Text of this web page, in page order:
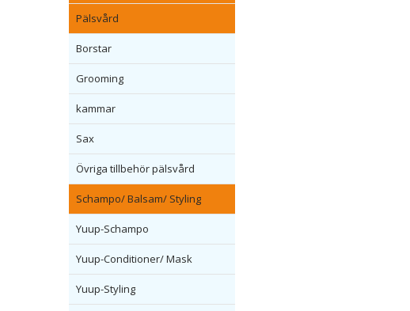
Pälsvård
Borstar
Grooming
kammar
Sax
Övriga tillbehör pälsvård
Schampo/ Balsam/ Styling
Yuup-Schampo
Yuup-Conditioner/ Mask
Yuup-Styling